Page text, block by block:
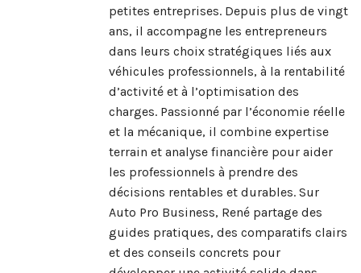
petites entreprises. Depuis plus de vingt
ans, il accompagne les entrepreneurs
dans leurs choix stratégiques liés aux
véhicules professionnels, à la rentabilité
d’activité et à l’optimisation des
charges. Passionné par l’économie réelle
et la mécanique, il combine expertise
terrain et analyse financière pour aider
les professionnels à prendre des
décisions rentables et durables. Sur
Auto Pro Business, René partage des
guides pratiques, des comparatifs clairs
et des conseils concrets pour